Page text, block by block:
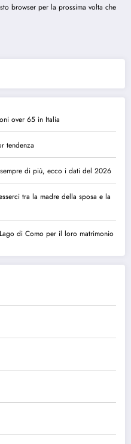
browser per la prossima volta che
over 65 in Italia
tendenza
di più, ecco i dati del 2026
tra la madre della sposa e la
di Como per il loro matrimonio